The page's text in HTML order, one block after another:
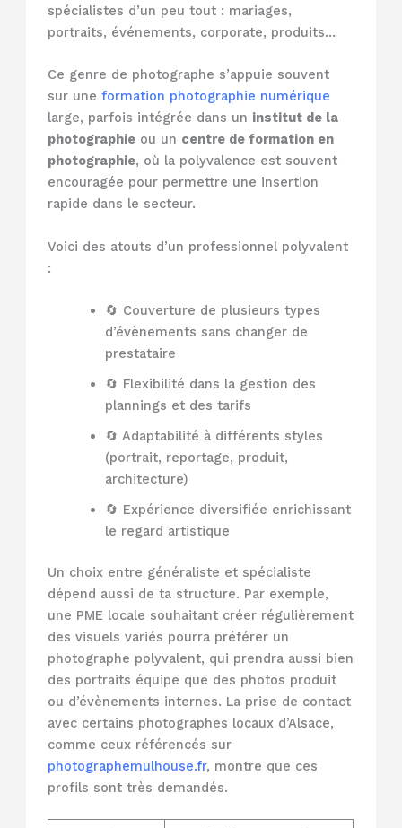
spécialistes d’un peu tout : mariages,
portraits, événements, corporate, produits…
Ce genre de photographe s’appuie souvent
sur uneformation photographie numérique
large, parfois intégrée dans un institut de la
photographie ou un centre de formation en
photographie, où la polyvalence est souvent
encouragée pour permettre une insertion
rapide dans le secteur.
Voici des atouts d’un professionnel polyvalent
:
🔄 Couverture de plusieurs types
d’évènements sans changer de
prestataire
🔄 Flexibilité dans la gestion des
plannings et des tarifs
🔄 Adaptabilité à différents styles
(portrait, reportage, produit,
architecture)
🔄 Expérience diversifiée enrichissant
le regard artistique
Un choix entre généraliste et spécialiste
dépend aussi de ta structure. Par exemple,
une PME locale souhaitant créer régulièrement
des visuels variés pourra préférer un
photographe polyvalent, qui prendra aussi bien
des portraits équipe que des photos produit
ou d’évènements internes. La prise de contact
avec certains photographes locaux d’Alsace,
comme ceux référencés sur
photographemulhouse.fr, montre que ces
profils sont très demandés.